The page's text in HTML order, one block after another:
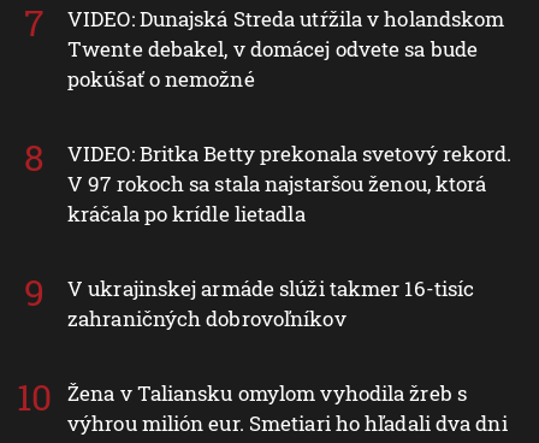
VIDEO: Dunajská Streda utŕžila v holandskom
Twente debakel, v domácej odvete sa bude
pokúšať o nemožné
VIDEO: Britka Betty prekonala svetový rekord.
V 97 rokoch sa stala najstaršou ženou, ktorá
kráčala po krídle lietadla
V ukrajinskej armáde slúži takmer 16-tisíc
zahraničných dobrovoľníkov
Žena v Taliansku omylom vyhodila žreb s
výhrou milión eur. Smetiari ho hľadali dva dni